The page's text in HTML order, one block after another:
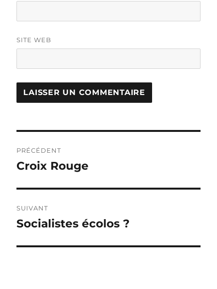
SITE WEB
de
PRÉCÉDENT
Publication
Croix Rouge
SUIVANT
Publication
Socialistes écolos ?